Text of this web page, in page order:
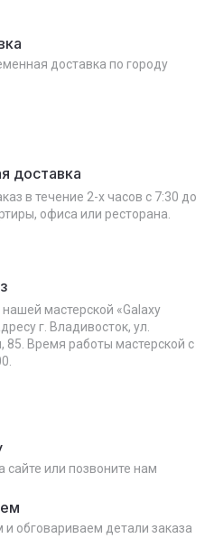
доставка по городу
доставка
в течение 2-х часов с 7:30 до
офиса или ресторана.
мастерской «Galaxy
г. Владивосток, ул.
85. Время работы мастерской с
сайте или позвоните нам
обговариваем детали заказа